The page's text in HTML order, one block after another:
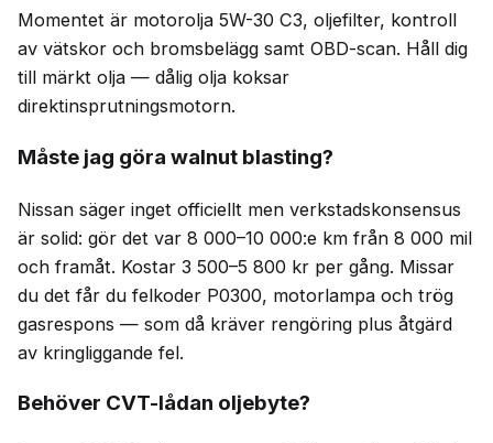
Momentet är motorolja 5W-30 C3, oljefilter, kontroll
av vätskor och bromsbelägg samt OBD-scan. Håll dig
till märkt olja — dålig olja koksar
direktinsprutningsmotorn.
Måste jag göra walnut blasting?
Nissan säger inget officiellt men verkstadskonsensus
är solid: gör det var 8 000–10 000:e km från 8 000 mil
och framåt. Kostar 3 500–5 800 kr per gång. Missar
du det får du felkoder P0300, motorlampa och trög
gasrespons — som då kräver rengöring plus åtgärd
av kringliggande fel.
Behöver CVT-lådan oljebyte?